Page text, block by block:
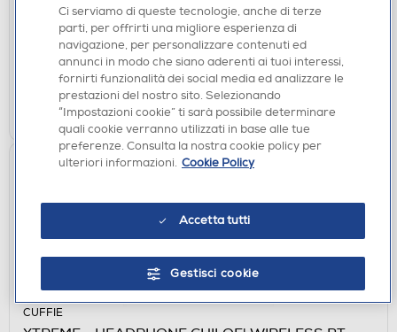
€ 27,00consigliato
Acquisto online: disponibile
Ritiro in negozio:non disponibile
AGGIUNGI
CUFFIE
Ci serviamo di queste tecnologie, anche di terze
parti, per offrirti una migliore esperienza di
navigazione, per personalizzare contenuti ed
annunci in modo che siano aderenti ai tuoi interessi,
fornirti funzionalità dei social media ed analizzare le
prestazioni del nostro sito. Selezionando
“Impostazioni cookie” ti sarà possibile determinare
quali cookie verranno utilizzati in base alle tue
preferenze. Consulta la nostra cookie policy per
ulteriori informazioni. Cookie Policy
Accetta tutti
Gestisci cookie